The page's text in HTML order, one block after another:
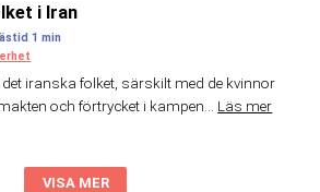
i Iran
iranska folket, särskilt med de kvinnor
och förtrycket i kampen... Läs mer
VISA MER